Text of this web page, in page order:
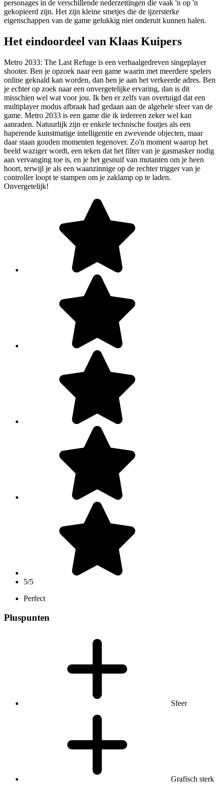
personages in de verschillende nederzettingen die vaak 'n op 'n
gekopieerd zijn. Het zijn kleine smetjes die de ijzersterke
eigenschappen van de game gelukkig niet onderuit kunnen halen.
Het eindoordeel van Klaas Kuipers
Metro 2033: The Last Refuge is een verhaalgedreven singeplayer
shooter. Ben je opzoek naar een game waarin met meerdere spelers
online geknald kan worden, dan ben je aan het verkeerde adres. Ben
je echter op zoek naar een onvergetelijke ervaring, dan is dit
misschien wel wat voor jou. Ik ben er zelfs van overtuigd dat een
multiplayer modus afbraak had gedaan aan de algehele sfeer van de
game. Metro 2033 is een game die ik iedereen zeker wel kan
aanraden. Natuurlijk zijn er enkele technische foutjes als een
haperende kunstmatige intelligentie en zwevende objecten, maar
daar staan gouden momenten tegenover. Zo'n moment waarop het
beeld waziger wordt, een teken dat het filter van je gasmasker nodig
aan vervanging toe is, en je het gesnuif van mutanten om je heen
hoort, terwijl je als een waanzinnige op de rechter trigger van je
controller loopt te stampen om je zaklamp op te laden.
Onvergetelijk!
5/5
Perfect
Pluspunten
Sfeer
Grafisch sterk